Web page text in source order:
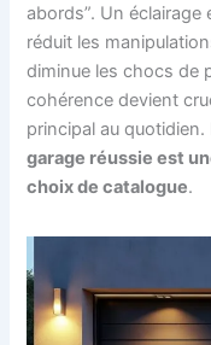
abords”. Un
réduit les
diminue les chocs de
cohérence devient
principal au
garage réussie est
choix de catalogue.